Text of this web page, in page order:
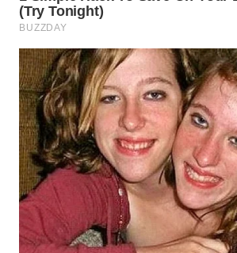
WAHANA
KONSUMEN
WAHANA
LISTRIK
WAHANA
TRAVEL
WAHANA
TV